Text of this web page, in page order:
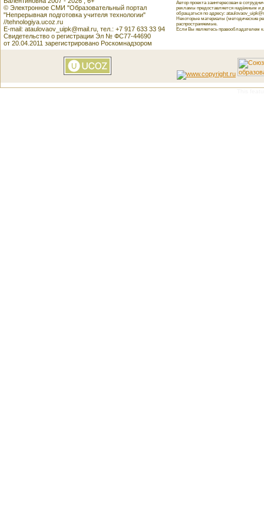
© Электронное СМИ "Образовательный портал
"Непрерывная подготовка учителя технологии"
//tehnologiya.ucoz.ru
E-mail: ataulovaov_uipk@mail.ru, тел.: +7 917 633 33 94
Свидетельство о регистрации Эл № ФС77-44690
от 20.04.2011 зарегистрировано Роскомнадзором
Автор проекта заинтересован в
рекламы предоставляется надёжным и
обращаться по адресу:
Некоторые материалы (методические
распространяемые.
Если Вы являетесь правообладателем